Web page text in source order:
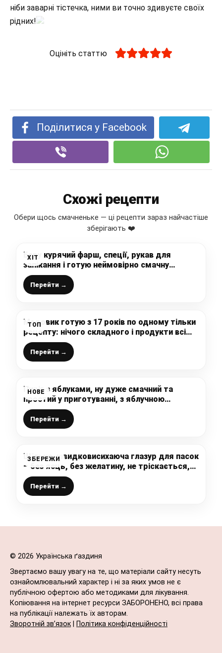
ніби заварні тістечка, ними ви точно здивуєте своїх
рідних!
Оцініть статтю
Поділитися у Facebook
Схожі рецепти
Обери щось смачненьке — ці рецепти зараз найчастіше
зберігають ❤️
ХІТ
Беру курячий фарш, спеції, рукав для
запікання і готую неймовірно смачну
ковбасу в домашніх умовах: подобається і
дітям і дорослим
Перейти →
ТОП
Медовик готую з 17 років по одному тільки
рецепту: нічого складного і продукти всі
прості (у мами рецепт записаний як
«Рижик»
Перейти →
НОВЕ
Пиріг з яблуками, ну дуже смачний та
простий у приготуванні, з яблучною
кислинкою та неймовірним смаком,
збережіть рецепт
Перейти →
ЗБЕРЕЖИ
Щільна, швидковисихаюча глазур для пасок
– без яєць, без желатину, не тріскається,
не кришиться при нарізці, і робиться на
раз-два
Перейти →
© 2026 Українська ґаздиня
Звертаємо вашу увагу на те, що матеріали сайту несуть
ознайомлювальний характер і ні за яких умов не є
публічною офертою або методиками для лікування.
Копіювання на інтернет ресурси ЗАБОРОНЕНО, всі права
на публікації належать їх авторам.
Зворотній зв’язок
Політика конфіденційності